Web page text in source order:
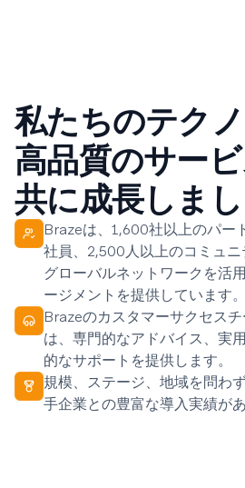
私たちのテク
高品質のサービ
共に成長しま
Brazeは、1,600社以上のパー
社員、2,500人以上のコミュ
グローバルネットワークを活
ージメントを提供しています。
Brazeのカスタマーサクセス
は、専門的なアドバイス、実
的なサポートを提供します。
規模、ステージ、地域を問わ
手企業との豊富な導入実績があ